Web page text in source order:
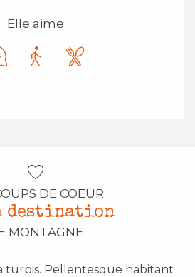
Elle aime
DE COEUR
destination
MONTAGNE
turpis. Pellentesque habitant